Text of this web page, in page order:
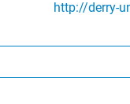
http://derry-